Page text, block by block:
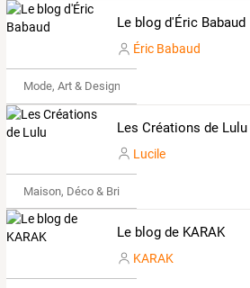
Le blog d'Éric Babaud
Éric Babaud
Mode, Art & Design
Les Créations de Lulu
Lucile
Maison, Déco & Bricolage
Le blog de KARAK
KARAK